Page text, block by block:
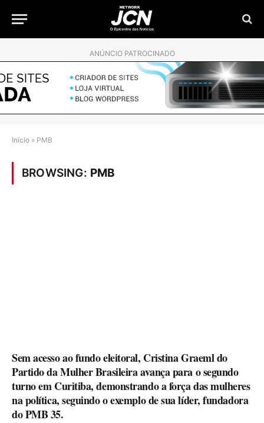
ANÚNCIO PATROCINADO
Início » PMB
BROWSING: PMB
Sem acesso ao fundo eleitoral, Cristina Graeml do
Partido da Mulher Brasileira avança para o segundo
turno em Curitiba, demonstrando a força das mulheres
na política, seguindo o exemplo de sua líder, fundadora
do PMB 35.